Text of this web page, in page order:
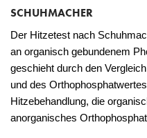
SCHUHMACHER
Der Hitzetest nach
an organisch gebundenem
geschieht durch den
und des
Hitzebehandlung, die
anorganisches